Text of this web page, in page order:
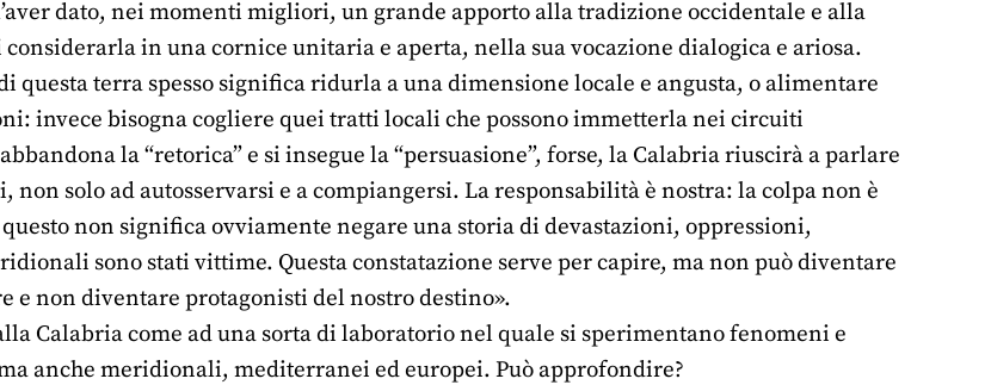
dato, nei momenti migliori, un grande apporto alla tradizione occidentale e alla
in una cornice unitaria e aperta, nella sua vocazione dialogica e ariosa.
questa terra spesso significa ridurla a una dimensione locale e angusta, o alimentare
invece bisogna cogliere quei tratti locali che possono immetterla nei circuiti
la “retorica” e si insegue la “persuasione”, forse, la Calabria riuscirà a parlare
non solo ad autosservarsi e a compiangersi. La responsabilità è nostra: la colpa non è
non significa ovviamente negare una storia di devastazioni, oppressioni,
sono stati vittime. Questa constatazione serve per capire, ma non può diventare
e non diventare protagonisti del nostro destino».
Calabria come ad una sorta di laboratorio nel quale si sperimentano fenomeni e
anche meridionali, mediterranei ed europei. Può approfondire?